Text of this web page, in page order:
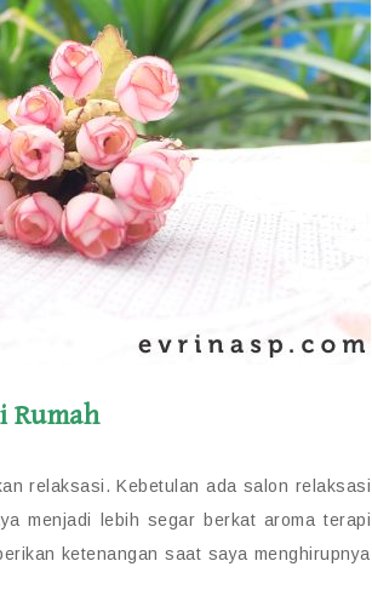
Rumah
relaksasi. Kebetulan ada salon relaksasi
menjadi lebih segar berkat aroma terapi
ketenangan saat saya menghirupnya